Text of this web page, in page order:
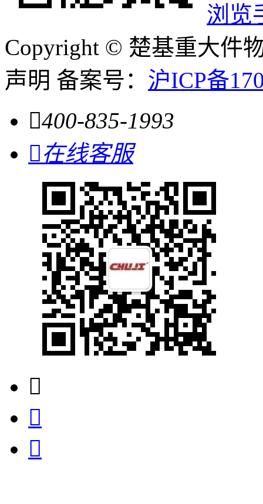
浏览
Copyright © 楚基重大件
声明 备案号： 沪ICP备
400-835-1993
在线客服


